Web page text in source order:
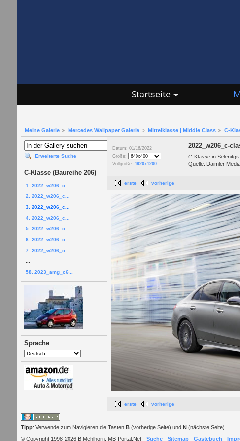
Startseite
Meine Galerie Mercedes Wallpaper Galerie Mittelklasse | Middle Class C-
Erweiterte Suche
C-Klasse (Baureihe 206)
1. 2022_w206_c...
2. 2022_w206_c...
3. 2022_w206_c...
4. 2022_w206_c...
5. 2022_w206_c...
6. 2022_w206_c...
7. 2022_w206_c...
58. 2023_amg_c6...
Sprache
Datum: 01/16/2022
Größe:
Vollgröße: 1920x1200
2022_w206_c-
C-Klasse in
Quelle: Daimler Media
erste vorherige
erste vorherige
Tipp: Verwende zum Navigieren die Tasten B(vorherige Seite) und N(nächste Seite).
© Copyright 1998-2026 B.Mehlhorn, MB-Portal.Net - Suche- Sitemap- Gästebuch -